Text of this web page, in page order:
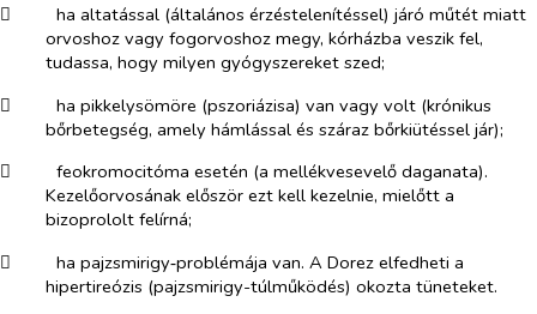
​
ha altatással (általános érzéstelenítéssel) járó műtét miatt
orvoshoz vagy fogorvoshoz megy, kórházba veszik fel,
tudassa, hogy milyen gyógyszereket szed;
​
ha pikkelysömöre (pszoriázisa) van vagy volt (krónikus
bőrbetegség, amely hámlással és száraz bőrkiütéssel jár);
​
feokromocitóma esetén (a mellékvesevelő daganata).
Kezelőorvosának először ezt kell kezelnie, mielőtt a
bizoprololt felírná;
​
ha pajzsmirigy‑problémája van. A Dorez elfedheti a
hipertireózis (pajzsmirigy-túlműködés) okozta tüneteket.